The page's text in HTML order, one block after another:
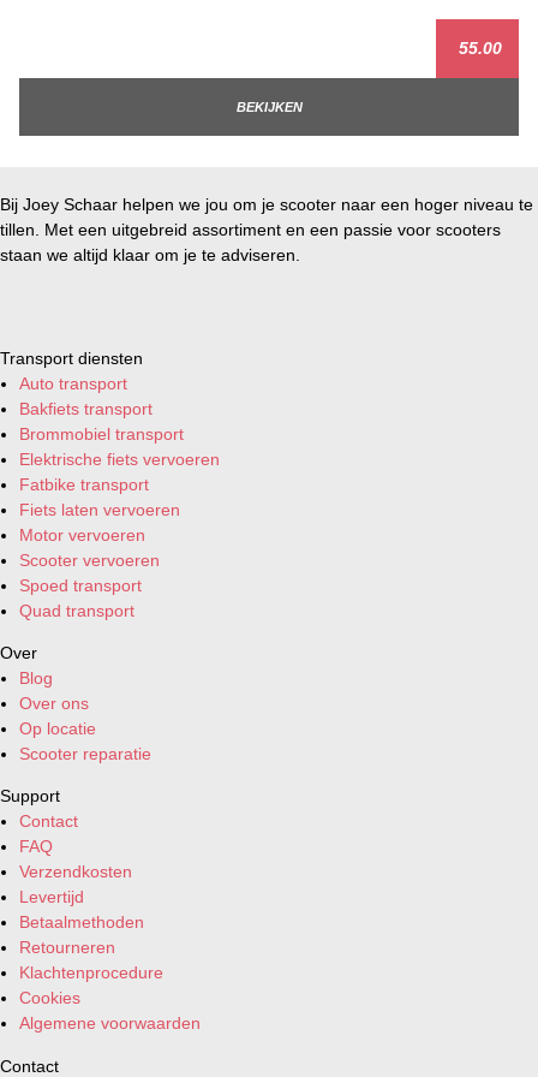
55.00
BEKIJKEN
Bij Joey Schaar helpen we jou om je scooter naar een hoger niveau te
tillen. Met een uitgebreid assortiment en een passie voor scooters
staan we altijd klaar om je te adviseren.
Transport diensten
Auto transport
Bakfiets transport
Brommobiel transport
Elektrische fiets vervoeren
Fatbike transport
Fiets laten vervoeren
Motor vervoeren
Scooter vervoeren
Spoed transport
Quad transport
Over
Blog
Over ons
Op locatie
Scooter reparatie
Support
Contact
FAQ
Verzendkosten
Levertijd
Betaalmethoden
Retourneren
Klachtenprocedure
Cookies
Algemene voorwaarden
Contact